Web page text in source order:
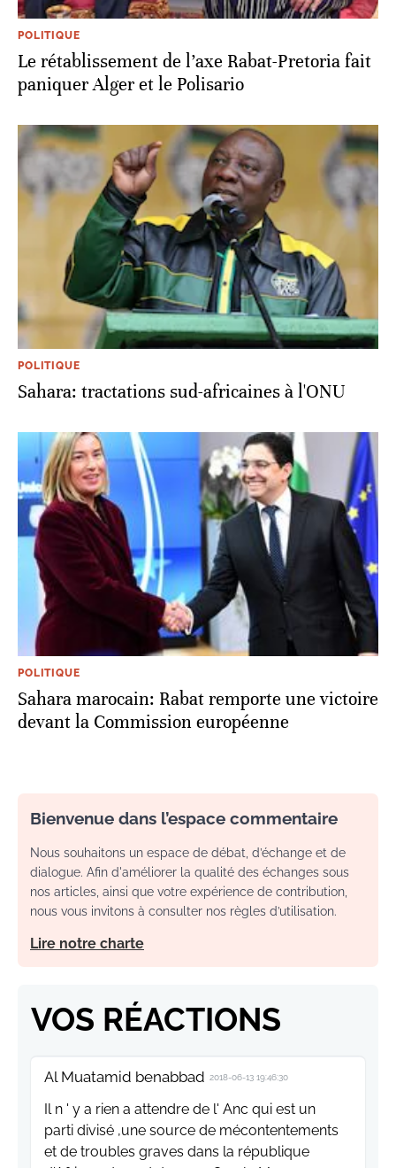
POLITIQUE
Le rétablissement de l’axe Rabat-Pretoria fait
paniquer Alger et le Polisario
POLITIQUE
Sahara: tractations sud-africaines à l'ONU
POLITIQUE
Sahara marocain: Rabat remporte une victoire
devant la Commission européenne
Bienvenue dans l’espace commentaire
Nous souhaitons un espace de débat, d’échange et de
dialogue. Afin d'améliorer la qualité des échanges sous
nos articles, ainsi que votre expérience de contribution,
nous vous invitons à consulter nos règles d’utilisation.
Lire notre charte
VOS RÉACTIONS
Al Muatamid benabbad 2018-06-13 19:46:30
Il n ' y a rien a attendre de l' Anc qui est un
parti divisé ,une source de mécontentements
et de troubles graves dans la république